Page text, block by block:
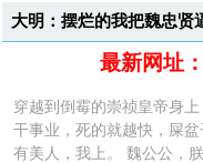
大明：摆烂的我把魏忠贤
最新网址
穿越到倒霉的崇祯皇帝身
干事业，死的就越快，屎
有美人，我上。 魏公公，